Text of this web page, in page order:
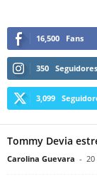
16,500 Fans
350 Seguidores
3,099
Tommy Devia
Carolina Guevara -